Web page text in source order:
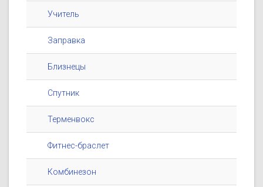
Учитель
Заправка
Близнецы
Спутник
Терменвокс
Фитнес-браслет
Комбинезон